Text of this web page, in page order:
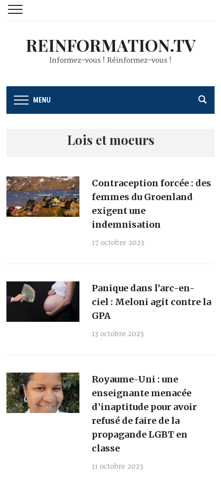
REINFORMATION.TV
Informez-vous ! Réinformez-vous !
MENU
Lois et moeurs
Contraception forcée : des
femmes du Groenland
exigent une
indemnisation
17 octobre 2023
Panique dans l’arc-en-
ciel : Meloni agit contre la
GPA
13 octobre 2023
Royaume-Uni : une
enseignante menacée
d’inaptitude pour avoir
refusé de faire de la
propagande LGBT en
classe
11 octobre 2023